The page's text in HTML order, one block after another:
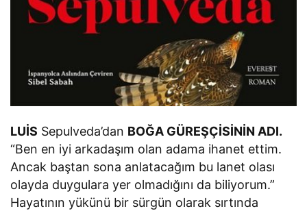
LUİS Sepulveda’dan BOĞA GÜREŞÇİSİNİN ADI.
“Ben en iyi arkadaşım olan adama ihanet ettim.
Ancak baştan sona anlatacağım bu lanet olası
olayda duygulara yer olmadığını da biliyorum.”
Hayatının yükünü bir sürgün olarak sırtında